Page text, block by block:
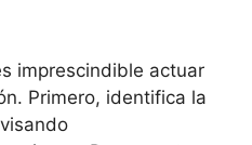
imprescindible actuar
Primero, identifica la